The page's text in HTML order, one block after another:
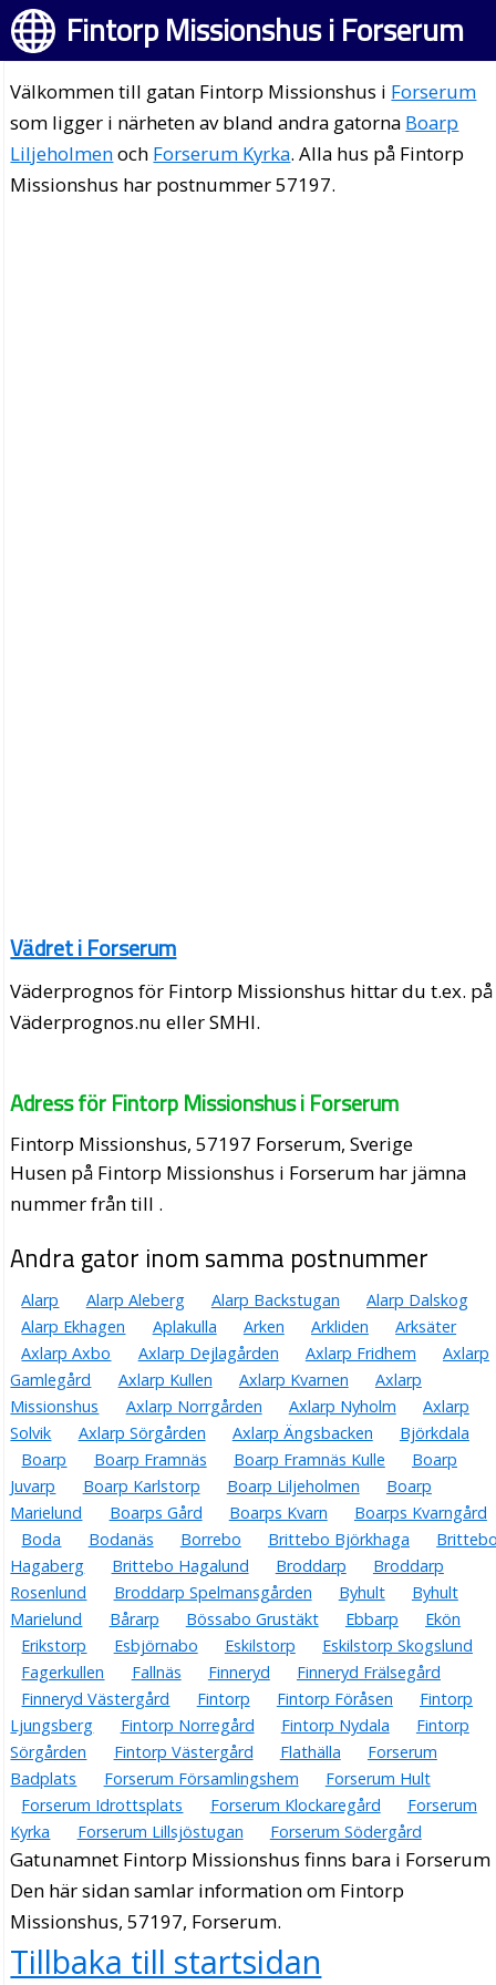
Fintorp Missionshus i Forserum
Välkommen till gatan Fintorp Missionshus i Forserum
som ligger i närheten av bland andra gatorna Boarp
Liljeholmenoch Forserum Kyrka. Alla hus på Fintorp
Missionshus har postnummer 57197.
Vädret i Forserum
Väderprognos för Fintorp Missionshus hittar du t.ex. på
Väderprognos.nu eller SMHI.
Adress för Fintorp Missionshus i Forserum
Fintorp Missionshus, 57197 Forserum, Sverige
Husen på Fintorp Missionshus i Forserum har jämna
nummer från till .
Andra gator inom samma postnummer
Alarp Alarp Aleberg Alarp Backstugan
Alarp Dalskog
Alarp Ekhagen
Aplakulla Arken Arkliden
Arksäter
Axlarp Axbo
Axlarp Dejlagården Axlarp Fridhem
Axlarp
Gamlegård
Axlarp Kullen Axlarp Kvarnen
Axlarp
Missionshus
Axlarp Norrgården Axlarp Nyholm
Axlarp
Solvik
Axlarp Sörgården Axlarp Ängsbacken
Björkdala
Boarp
Boarp Framnäs Boarp Framnäs Kulle
Boarp
Juvarp
Boarp Karlstorp Boarp Liljeholmen
Boarp
Marielund
Boarps Gård Boarps Kvarn
Boarps Kvarngård
Boda
Bodanäs Borrebo Brittebo Björkhaga
Hagaberg
Brittebo Hagalund Broddarp
Broddarp
Rosenlund
Broddarp Spelmansgården Byhult
Byhult
Marielund
Bårarp Bössabo Grustäkt Ebbarp
Ekön
Erikstorp
Esbjörnabo Eskilstorp
Eskilstorp Skogslund
Fagerkullen
Fallnäs Finneryd
Finneryd Frälsegård
Finneryd Västergård
Fintorp Fintorp Föråsen
Fintorp
Ljungsberg
Fintorp Norregård Fintorp Nydala
Fintorp
Sörgården
Fintorp Västergård Flathälla
Forserum
Badplats
Forserum Församlingshem
Forserum Hult
Forserum Idrottsplats
Forserum Klockaregård
Forserum
Kyrka
Forserum Lillsjöstugan Forserum Södergård
Gatunamnet Fintorp Missionshus finns bara i Forserum
Den här sidan samlar information om Fintorp
Missionshus, 57197, Forserum.
Tillbaka till startsidan